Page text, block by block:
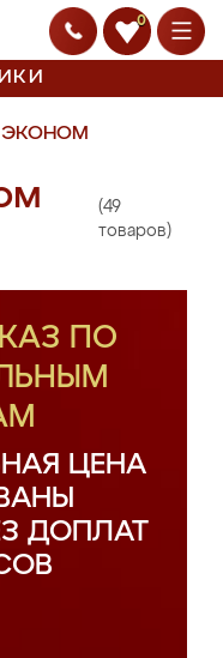
0
ЭКОНОМ
(49
товаров)
ПО
ЦЕНА
ДОПЛАТ